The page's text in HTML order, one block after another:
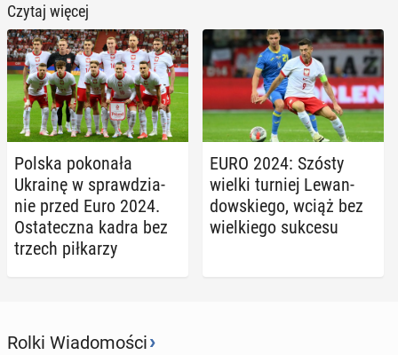
Czytaj więcej
Polska po­ko­na­ła
Ukrainę w spraw­dzia­
nie przed Euro 2024.
Osta­tecz­na kadra bez
trzech pił­ka­rzy
EURO 2024: Szósty
wielki turniej Le­wan­
dow­skie­go, wciąż bez
wiel­kie­go sukcesu
Rolki Wiadomości›